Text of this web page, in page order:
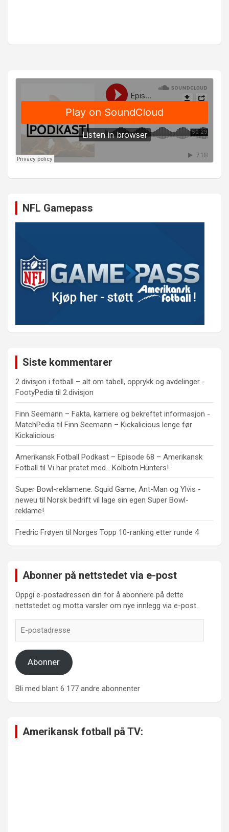
NFL Gamepass
Siste kommentarer
2 divisjon i fotball – alt om tabell, opprykk og avdelinger -
FootyPedia til 2.divisjon
Finn Seemann – Fakta, karriere og bekreftet informasjon -
MatchPedia til Finn Seemann – Kickalicious lenge før
Kickalicious
Amerikansk Fotball Podkast – Episode 68 – Amerikansk
Fotball til Vi har pratet med….Kolbotn Hunters!
Super Bowl-reklamene: Squid Game, Ant-Man og Ylvis -
neweu til Norsk bedrift vil lage sin egen Super Bowl-
reklame!
Fredric Frøyen til Norges Topp 10-ranking etter runde 4
Abonner på nettstedet via e-post
Oppgi e-postadressen din for å abonnere på dette
nettstedet og motta varsler om nye innlegg via e-post.
postadresse
Abonner
Bli med blant 6 177 andre abonnenter
Amerikansk fotball på TV: